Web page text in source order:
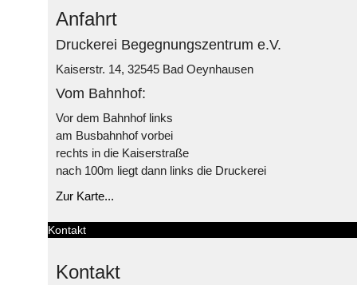
Anfahrt
Druckerei Begegnungszentrum e.V.
Kaiserstr. 14, 32545 Bad Oeynhausen
Vom Bahnhof:
Vor dem Bahnhof links
am Busbahnhof vorbei
rechts in die Kaiserstraße
nach 100m liegt dann links die Druckerei
Zur Karte...
Kontakt
Kontakt